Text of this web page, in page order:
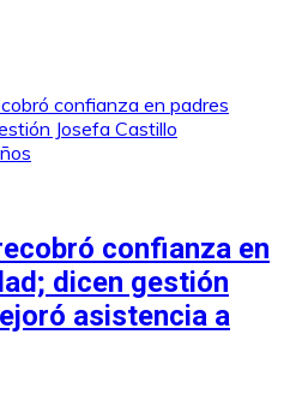
confianza en
dicen gestión
asistencia a